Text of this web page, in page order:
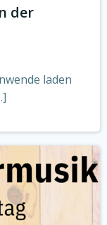
der
laden